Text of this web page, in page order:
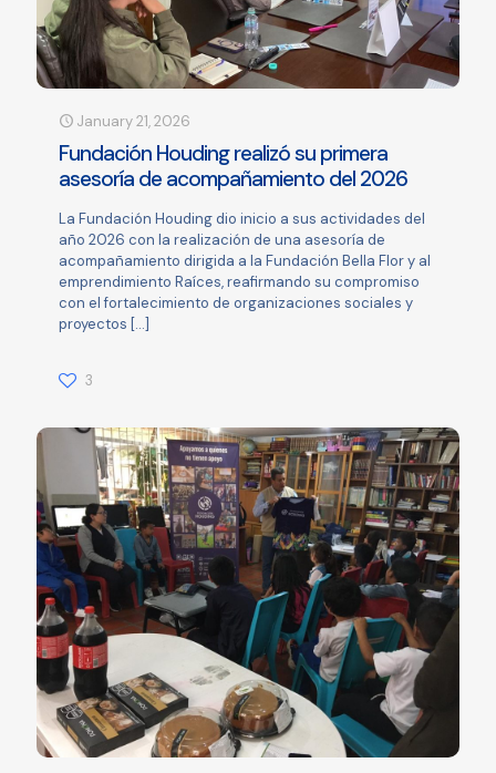
January 21, 2026
Fundación Houding realizó su primera
asesoría de acompañamiento del 2026
La Fundación Houding dio inicio a sus actividades del
año 2026 con la realización de una asesoría de
acompañamiento dirigida a la Fundación Bella Flor y al
emprendimiento Raíces, reafirmando su compromiso
con el fortalecimiento de organizaciones sociales y
proyectos […]
3